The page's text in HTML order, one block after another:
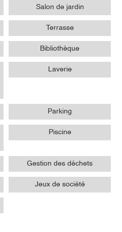
Salon de jardin
Terrasse
Bibliothèque
Laverie
Parking
Piscine
Gestion des déchets
Jeux de société